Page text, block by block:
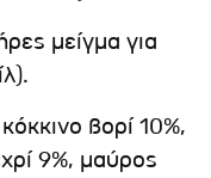
μείγμα για
βορί 10%,
9%, μαύρος